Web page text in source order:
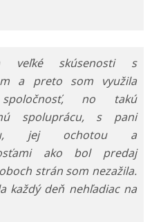
veľké skúsenosti s
a preto som využila
no takú
spoluprácu, s pani
jej ochotou a
ako bol predaj
strán som nezažila.
každý deň nehľadiac na